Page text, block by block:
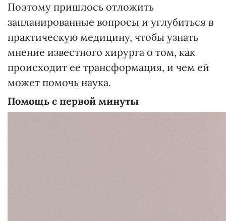
Поэтому пришлось отложить
запланированные вопросы и углубиться в
практическую медицину, чтобы узнать
мнение известного хирурга о том, как
происходит ее трансформация, и чем ей
может помочь наука.
Помощь с первой минуты